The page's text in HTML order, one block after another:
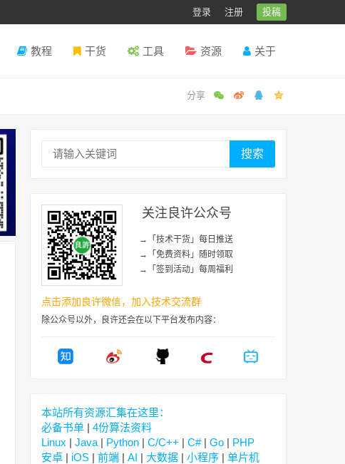
登录 注册 投稿
教程 干货 工具 资源 关于
搜索
关注良许公众号
→「技术干货」每日推送
→「免费资料」随时领取
→「签到活动」每周福利
点击添加良许微信，加入技术交流群
除公众号以外，良许还会在以下平台发布内容：
本站所有资源汇集在这里：
必备书单 | 4份算法资料
Linux | Java | Python | C/C++ | C#| Go | PHP
安卓 | iOS | 前端 | AI | 大数据 | 小程序 | 单片机